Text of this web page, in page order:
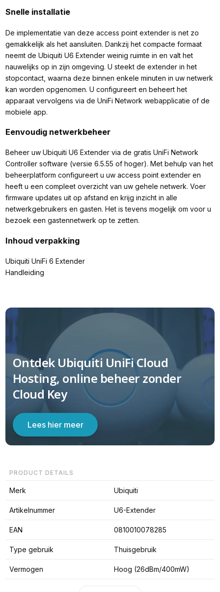
Snelle installatie
De implementatie van deze access point extender is net zo
gemakkelijk als het aansluiten. Dankzij het compacte formaat
neemt de Ubiquiti U6 Extender weinig ruimte in en valt het
nauwelijks op in zijn omgeving. U steekt de extender in het
stopcontact, waarna deze binnen enkele minuten in uw netwerk
kan worden opgenomen. U configureert en beheert het
apparaat vervolgens via de UniFi Network webapplicatie of de
mobiele app.
Eenvoudig netwerkbeheer
Beheer uw Ubiquiti U6 Extender via de gratis UniFi Network
Controller software (versie 6.5.55 of hoger). Met behulp van het
beheerplatform configureert u uw access point extender en
heeft u een compleet overzicht van uw gehele netwerk. Voer
firmware updates uit op afstand en krijg inzicht in alle
netwerkgebruikers en gasten. Het is tevens mogelijk om voor u
bezoek een gastennetwerk op te zetten.
Inhoud verpakking
Ubiquiti UniFi 6 Extender
Handleiding
Ontdek Ubiquiti UniFi Cloud
Hosting, online beheer zonder
Cloud Key
Lees hier meer
PRODUCT DETAILS
Merk Ubiquiti
Artikelnummer U6-Extender
EAN 0810010078285
Type gebruik Thuisgebruik
Vermogen Hoog (26dBm/400mW)